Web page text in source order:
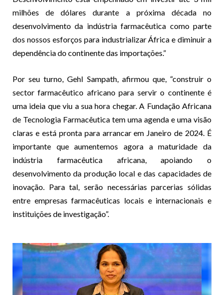
milhões de dólares durante a próxima década no
desenvolvimento da indústria farmacêutica como parte
dos nossos esforços para industrializar África e diminuir a
dependência do continente das importações.”
Por seu turno, Gehl Sampath, afirmou que, “construir o
sector farmacêutico africano para servir o continente é
uma ideia que viu a sua hora chegar. A Fundação Africana
de Tecnologia Farmacêutica tem uma agenda e uma visão
claras e está pronta para arrancar em Janeiro de 2024. É
importante que aumentemos agora a maturidade da
indústria farmacêutica africana, apoiando o
desenvolvimento da produção local e das capacidades de
inovação. Para tal, serão necessárias parcerias sólidas
entre empresas farmacêuticas locais e internacionais e
instituições de investigação”.